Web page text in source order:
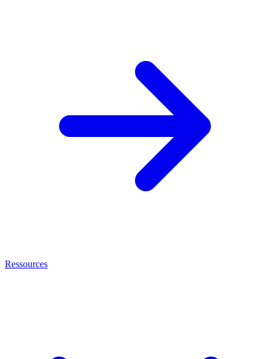
Ressources